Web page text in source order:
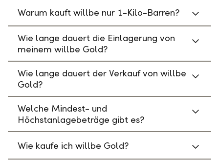
Warum kauft willbe nur 1-Kilo-Barren?
Wie lange dauert die Einlagerung von
meinem willbe Gold?
Wie lange dauert der Verkauf von willbe
Gold?
Welche Mindest- und
Höchstanlagebeträge gibt es?
Wie kaufe ich willbe Gold?